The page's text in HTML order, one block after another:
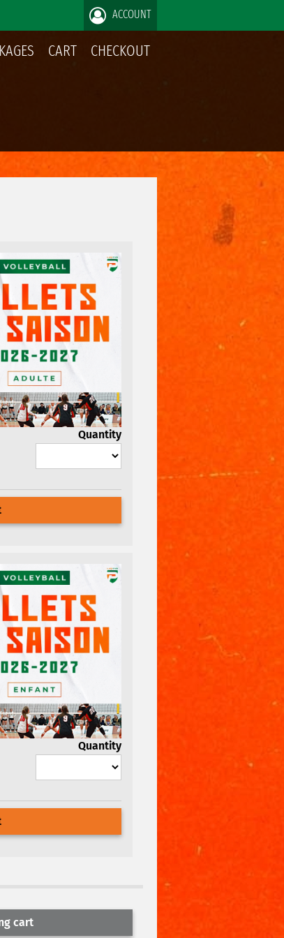
ACCOUNT
CART CHECKOUT
Quantity
Quantity
cart